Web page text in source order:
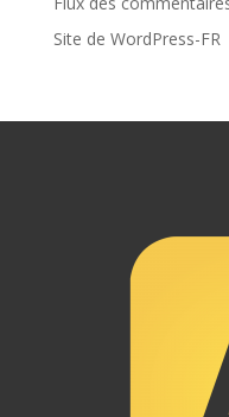
Site de WordPress-FR